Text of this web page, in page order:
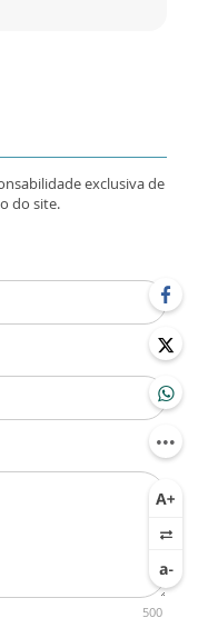
exclusiva de
do site.
500